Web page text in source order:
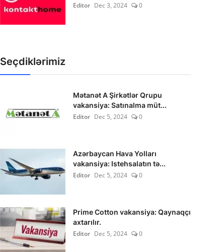
Editor Dec 3, 2024 0
Seçdiklərimiz
Mətanət A Şirkətlər Qrupu
vakansiya: Satınalma müt...
Editor Dec 5, 2024 0
Azərbaycan Hava Yolları
vakansiya: Istehsalatın tə...
Editor Dec 5, 2024 0
Prime Cotton vakansiya: Qaynaqçı
axtarılır.
Editor Dec 5, 2024 0